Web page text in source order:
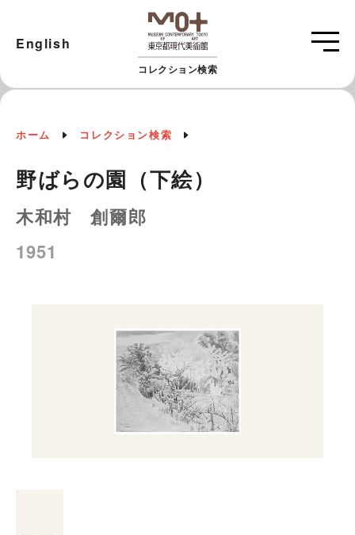
コレクション検索
English
ホーム コレクション検索
野ばらの園（下絵）
木和村 創爾郎
1951